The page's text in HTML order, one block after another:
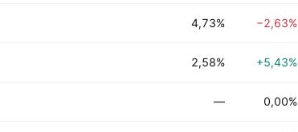
4,73% −2,63%
2,58% +5,43%
— 0,00%